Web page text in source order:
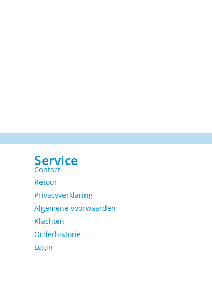
Service
Contact
Retour
Privacyverklaring
Algemene voorwaarden
Klachten
Orderhistorie
Login